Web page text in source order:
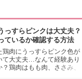
っすらピンクは大丈夫？
ているか確認する方法
鶏肉にうっすらピンク色が
て大丈夫…なんて経験あり
？鶏肉はもも肉、ささみ、